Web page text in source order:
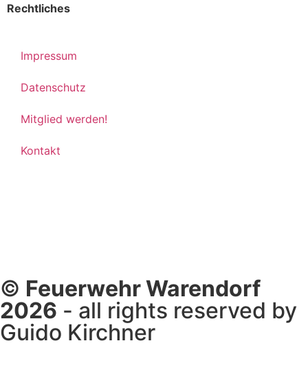
Rechtliches
Impressum
Datenschutz
Mitglied werden!
Kontakt
© Feuerwehr Warendorf
2026 - all rights reserved by
Guido Kirchner